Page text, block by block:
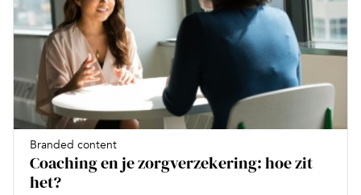
Branded content
Coaching en je zorgverzekering: hoe zit
het?